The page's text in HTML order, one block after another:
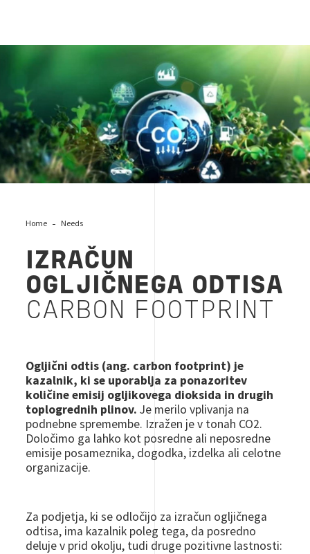
Ogljični odtis
Home Needs
IZRAČUN
OGLJIČNEGA ODTISA
CARBON FOOTPRINT
Ogljični odtis (ang. carbon footprint) je
kazalnik, ki se uporablja za ponazoritev
količine emisij ogljikovega dioksida in drugih
toplogrednih plinov.Je merilo vplivanja na
podnebne spremembe. Izražen je v tonah CO2.
Določimo ga lahko kot posredne ali neposredne
emisije posameznika, dogodka, izdelka ali celotne
organizacije.
Za podjetja, ki se odločijo za izračun ogljičnega
odtisa, ima kazalnik poleg tega, da posredno
deluje v prid okolju, tudi druge pozitivne lastnosti: